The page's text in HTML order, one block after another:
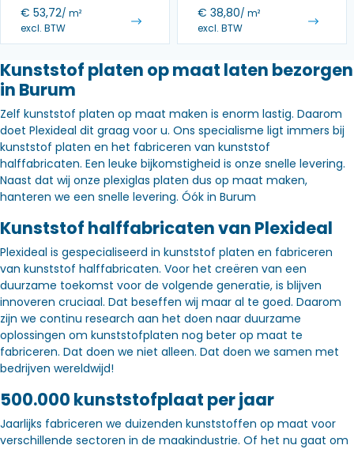
€ 53,72/ m²
excl. BTW
€ 38,80/ m²
excl. BTW
Kunststof platen op maat laten bezorgen
in Burum
Zelf kunststof platen op maat maken is enorm lastig. Daarom
doet Plexideal dit graag voor u. Ons specialisme ligt immers bij
kunststof platen en het fabriceren van kunststof
halffabricaten. Een leuke bijkomstigheid is onze snelle levering.
Naast dat wij onze plexiglas platen dus op maat maken,
hanteren we een snelle levering. Óók in Burum
Kunststof halffabricaten van Plexideal
Plexideal is gespecialiseerd in kunststof platen en fabriceren
van kunststof halffabricaten. Voor het creëren van een
duurzame toekomst voor de volgende generatie, is blijven
innoveren cruciaal. Dat beseffen wij maar al te goed. Daarom
zijn we continu research aan het doen naar duurzame
oplossingen om kunststofplaten nog beter op maat te
fabriceren. Dat doen we niet alleen. Dat doen we samen met
bedrijven wereldwijd!
500.000 kunststofplaat per jaar
Jaarlijks fabriceren we duizenden kunststoffen op maat voor
verschillende sectoren in de maakindustrie. Of het nu gaat om